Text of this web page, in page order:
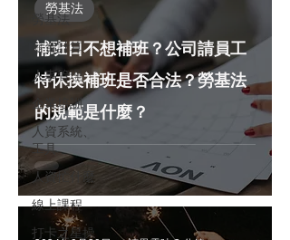
勞基法
薪資計算
人事管理
企業培訓
人資系統、
工具
人資忙什麼
線上課程
打卡之星操
補班日不想補班？公司請員工
特休換補班是否合法？勞基法
的規範是什麼？
勞基法